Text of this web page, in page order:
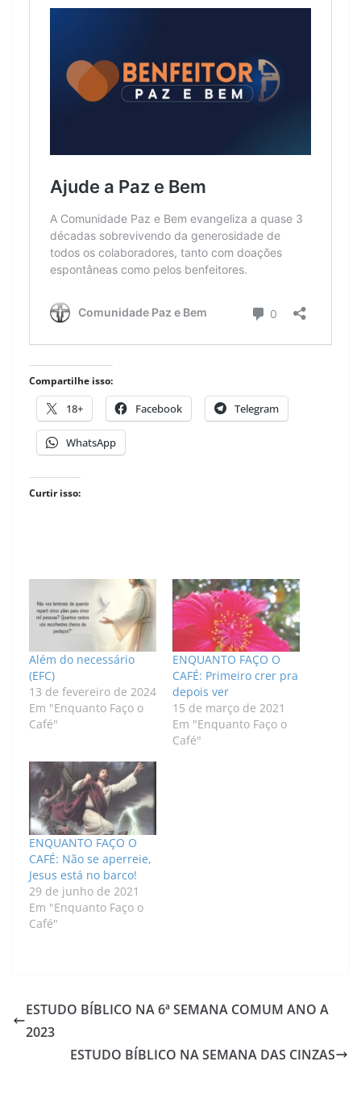
Compartilhe isso:
18+ Facebook Telegram
WhatsApp
Curtir isso:
Além do necessário
(EFC)
13 de fevereiro de 2024
Em "Enquanto Faço o
Café"
ENQUANTO FAÇO O
CAFÉ: Primeiro crer pra
depois ver
15 de março de 2021
Em "Enquanto Faço o
Café"
ENQUANTO FAÇO O
CAFÉ: Não se aperreie,
Jesus está no barco!
29 de junho de 2021
Em "Enquanto Faço o
Café"
ESTUDO BÍBLICO NA 6ª SEMANA COMUM ANO A
2023
ESTUDO BÍBLICO NA SEMANA DAS CINZAS